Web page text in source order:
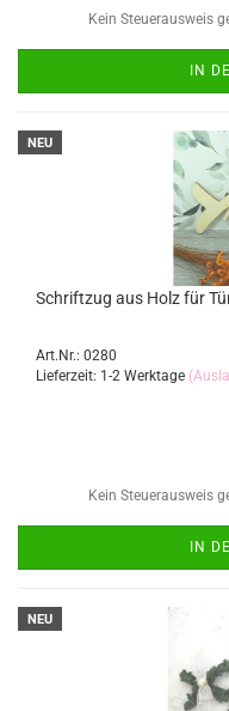
Kein Steuerausweis
IN
NEU
Schriftzug aus Holz für
Art.Nr.: 0280
Lieferzeit: 1-2 Werktage
Kein Steuerausweis
IN
NEU